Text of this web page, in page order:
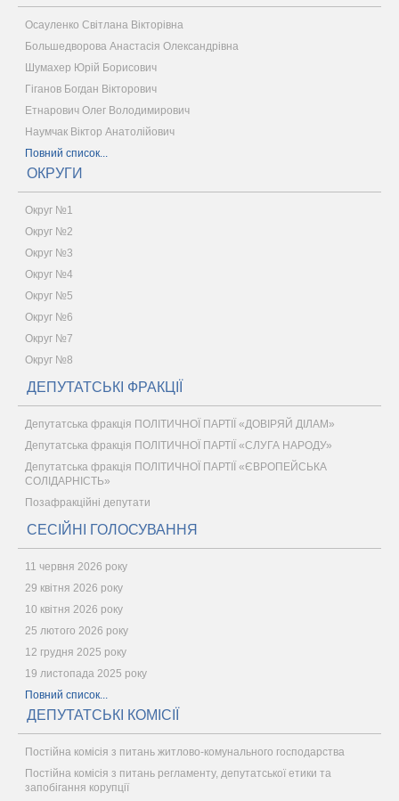
Осауленко Світлана Вікторівна
Большедворова Анастасія Олександрівна
Шумахер Юрій Борисович
Гіганов Богдан Вікторович
Етнарович Олег Володимирович
Наумчак Віктор Анатолійович
Повний список...
ОКРУГИ
Округ №1
Округ №2
Округ №3
Округ №4
Округ №5
Округ №6
Округ №7
Округ №8
ДЕПУТАТСЬКІ ФРАКЦІЇ
Депутатська фракція ПОЛІТИЧНОЇ ПАРТІЇ «ДОВІРЯЙ ДІЛАМ»
Депутатська фракція ПОЛІТИЧНОЇ ПАРТІЇ «СЛУГА НАРОДУ»
Депутатська фракція ПОЛІТИЧНОЇ ПАРТІЇ «ЄВРОПЕЙСЬКА
СОЛІДАРНІСТЬ»
Позафракційні депутати
СЕСІЙНІ ГОЛОСУВАННЯ
11 червня 2026 року
29 квітня 2026 року
10 квітня 2026 року
25 лютого 2026 року
12 грудня 2025 року
19 листопада 2025 року
Повний список...
ДЕПУТАТСЬКІ КОМІСІЇ
Постійна комісія з питань житлово-комунального господарства
Постійна комісія з питань регламенту, депутатської етики та
запобігання корупції